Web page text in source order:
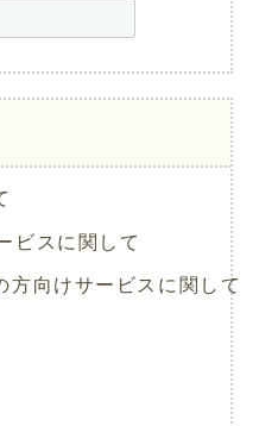
ビスに関して
方向けサービスに関して